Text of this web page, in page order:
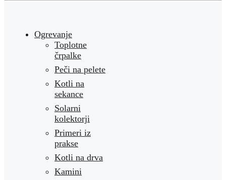
Ogrevanje
Toplotne
črpalke
Peči na pelete
Kotli na
sekance
Solarni
kolektorji
Primeri iz
prakse
Kotli na drva
Kamini